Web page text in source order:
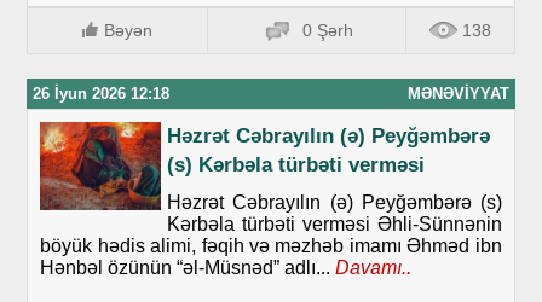
Bəyən 0 Şərh 138
26 İyun 2026 12:18 MƏNƏVIYYAT
Həzrət Cəbrayılın (ə) Peyğəmbərə
(s) Kərbəla türbəti verməsi
Həzrət Cəbrayılın (ə) Peyğəmbərə (s)
Kərbəla türbəti verməsi Əhli-Sünnənin
böyük hədis alimi, fəqih və məzhəb imamı Əhməd ibn
Hənbəl özünün “əl-Müsnəd” adlı... Davamı..